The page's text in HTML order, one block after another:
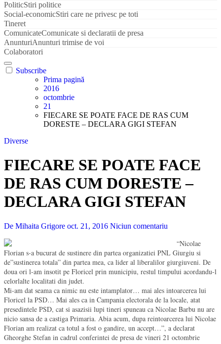
PoliticStiri politice
Social-economicStiri care ne privesc pe toti
Tineret
ComunicateComunicate si declaratii de presa
AnunturiAnunturi trimise de voi
Colaboratori
Subscribe
Prima pagină
2016
octombrie
21
FIECARE SE POATE FACE DE RAS CUM
DORESTE – DECLARA GIGI STEFAN
Diverse
FIECARE SE POATE FACE
DE RAS CUM DORESTE –
DECLARA GIGI STEFAN
De Mihaita Grigore oct. 21, 2016 Niciun comentariu
“Nicolae
Florian s-a bucurat de sustinere din partea organizatiei PNL Giurgiu si
de”sustinerea totala” din partea mea, ca lider al liberalilor giurgiuveni. De
doua ori l-am insotit pe Floricel prin municipiu, restul timpului acordandu-l
celorlalte localitati din judet.
Mi-am dat seama ca nimic nu este intamplator… mai ales intoarcerea lui
Floricel la PSD… Mai ales ca in Campania electorala de la locale, atat
presedintele PSD, cat si asazisii lupi tineri spuneau ca Nicolae Barbu nu are
nicio sansa de a castiga Primaria. Abia acum, dupa reintoarcerea lui Nicolae
Florian am realizat ca totul a fost o gandire, un accept…”, a declarat
Gheorghe Stefan in cadrul conferintei de presa de vineri 21 octombrie